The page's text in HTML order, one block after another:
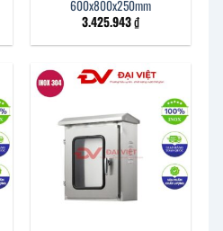
600x800x250mm
3.425.943₫